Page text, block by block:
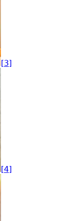
[3]
[4]